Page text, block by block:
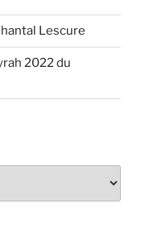
Lescure
2022 du